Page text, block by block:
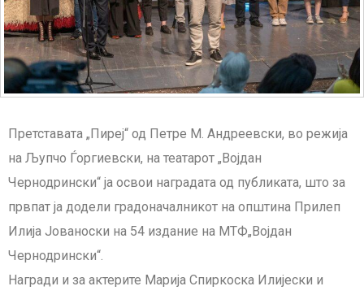
Претставата „Пиреј“ од Петре М. Андреевски, во режија
на Љупчо Ѓоргиевски, на театарот „Војдан
Чернодрински“ ја освои наградата од публиката, што за
првпат ја додели градоначалникот на општина Прилеп
Илија Јованоски на 54 издание на МТФ„Војдан
Чернодрински“.
Награди и за актерите Марија Спиркоска Илијески и